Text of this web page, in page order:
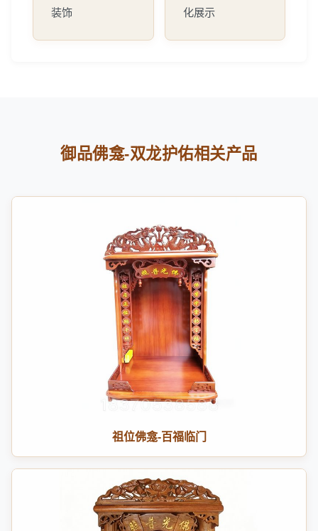
装饰
化展示
御品佛龛-双龙护佑相关产品
祖位佛龛-百福临门